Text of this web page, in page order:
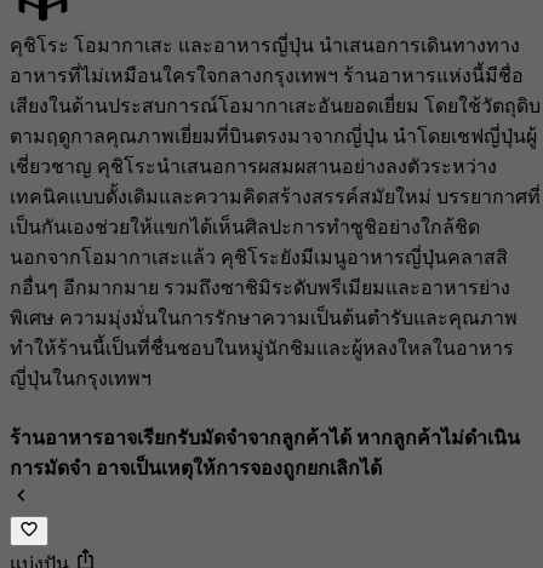
คุชิโระ โอมากาเสะ และอาหารญี่ปุ่น นำเสนอการเดินทางทาง
อาหารที่ไม่เหมือนใครใจกลางกรุงเทพฯ ร้านอาหารแห่งนี้มีชื่อ
เสียงในด้านประสบการณ์โอมากาเสะอันยอดเยี่ยม โดยใช้วัตถุดิบ
ตามฤดูกาลคุณภาพเยี่ยมที่บินตรงมาจากญี่ปุ่น นำโดยเชฟญี่ปุ่นผู้
เชี่ยวชาญ คุชิโระนำเสนอการผสมผสานอย่างลงตัวระหว่าง
เทคนิคแบบดั้งเดิมและความคิดสร้างสรรค์สมัยใหม่ บรรยากาศที่
เป็นกันเองช่วยให้แขกได้เห็นศิลปะการทำซูชิอย่างใกล้ชิด
นอกจากโอมากาเสะแล้ว คุชิโระยังมีเมนูอาหารญี่ปุ่นคลาสสิ
กอื่นๆ อีกมากมาย รวมถึงซาชิมิระดับพรีเมียมและอาหารย่าง
พิเศษ ความมุ่งมั่นในการรักษาความเป็นต้นตำรับและคุณภาพ
ทำให้ร้านนี้เป็นที่ชื่นชอบในหมู่นักชิมและผู้หลงใหลในอาหาร
ญี่ปุ่นในกรุงเทพฯ
ร้านอาหารอาจเรียกรับมัดจำจากลูกค้าได้ หากลูกค้าไม่ดำเนิน
การมัดจำ อาจเป็นเหตุให้การจองถูกยกเลิกได้